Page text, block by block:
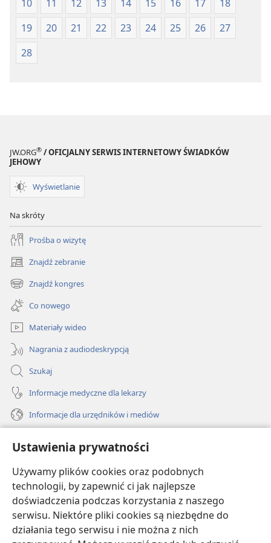
Ustawienia prywatności
Używamy plików cookies oraz podobnych
technologii, by zapewnić ci jak najlepsze
doświadczenia podczas korzystania z naszego
serwisu. Niektóre pliki cookies są niezbędne do
działania tego serwisu i nie można z nich
1997)1997)
10
11 12 13 14 15 16 17
18
19
20 21 22 23 24 25 26
27
28
JW.ORG® / OFICJALNY SERWIS INTERNETOWY ŚWIADKÓW
JEHOWY
Wyświetlanie
Na skróty
Prośba o wizytę
Znajdź zebranie
(opens
new
window)
Znajdź kongres
(opens
new
window)
Co nowego
Materiały wideo
Nagrania z audiodeskrypcją
Szukaj
Informacje medyczne dla lekarzy
Informacje dla urzędników i mediów
Darowizny
(opens
new
window)BIBLIOTEKA INTERNETOWA Strażnicy
(opens
new
window)JW Hub
(opens